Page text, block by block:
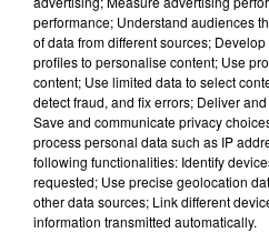
Lecture (1 min 9 sec)
100%
performance; Understand audiences
of data from different sources;
profiles to personalise content; Use
content; Use limited data to select
detect fraud, and fix errors; Deliver
Save and communicate privacy
process personal data such as IP
following functionalities: Identify
requested; Use precise geolocation
other data sources; Link different
information transmitted automatically.